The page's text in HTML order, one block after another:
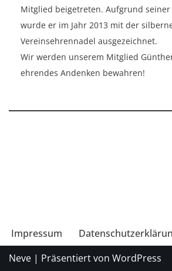
Mitglied beigetreten. Aufgrund
wurde er im Jahr 2013 mit der
Vereinsehrennadel ausgezeichnet.
Wir werden unserem Mitglied
ehrendes Andenken bewahren!
Impressum
Neve | Präsentiert von WordPress